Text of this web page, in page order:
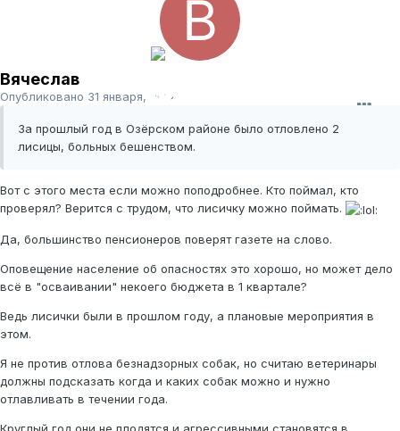
Вячеслав
Опубликовано 31 января, 2012
За прошлый год в Озёрском районе было отловлено 2
лисицы, больных бешенством.
Вот с этого места если можно поподробнее. Кто поймал, кто
проверял? Верится с трудом, что лисичку можно поймать.
Да, большинство пенсионеров поверят газете на слово.
Оповещение население об опасностях это хорошо, но может дело
всё в "осваивании" некоего бюджета в 1 квартале?
Ведь лисички были в прошлом году, а плановые мероприятия в
этом.
Я не против отлова безнадзорных собак, но считаю ветеринары
должны подсказать когда и каких собак можно и нужно
отлавливать в течении года.